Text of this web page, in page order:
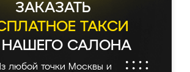
ЗАКАЗАТЬ
ТАКСИ
САЛОНА
любой точки Москвы и